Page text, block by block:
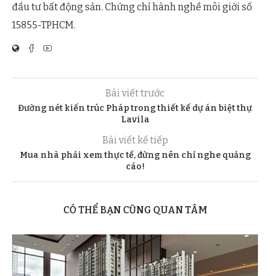
đầu tư bất động sản. Chứng chỉ hành nghề môi giới số
15855-TPHCM.
Bài viết trước
Đường nét kiến trúc Pháp trong thiết kế dự án biệt thự
Lavila
Bài viết kế tiếp
Mua nhà phải xem thực tế, đừng nên chỉ nghe quảng
cáo!
CÓ THỂ BẠN CŨNG QUAN TÂM